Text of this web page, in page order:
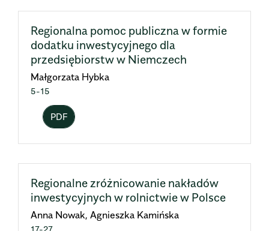
Regionalna pomoc publiczna w formie
dodatku inwestycyjnego dla
przedsiębiorstw w Niemczech
Małgorzata Hybka
5-15
PDF
Regionalne zróżnicowanie nakładów
inwestycyjnych w rolnictwie w Polsce
Anna Nowak, Agnieszka Kamińska
17-27